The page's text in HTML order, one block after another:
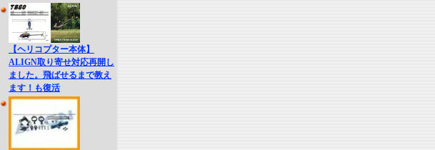
【ヘリコプター本体】
ALIGN取り寄せ対応再開し
ました。飛ばせるまで教え
ます！も復活